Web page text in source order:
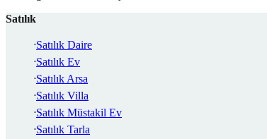
Satılık
Satılık Daire
Satılık Ev
Satılık Arsa
Satılık Villa
Satılık Müstakil Ev
Satılık Tarla